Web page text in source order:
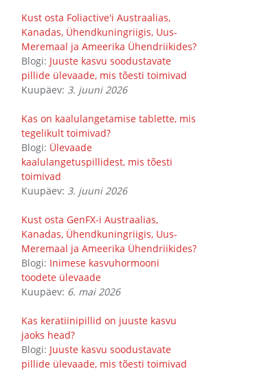
Kust osta Foliactive'i Austraalias,
Kanadas, Ühendkuningriigis, Uus-
Meremaal ja Ameerika Ühendriikides?
Blogi: Juuste kasvu soodustavate
pillide ülevaade, mis tõesti toimivad
Kuupäev: 3. juuni 2026
Kas on kaalulangetamise tablette, mis
tegelikult toimivad?
Blogi: Ülevaade
kaalulangetuspillidest, mis tõesti
toimivad
Kuupäev: 3. juuni 2026
Kust osta GenFX-i Austraalias,
Kanadas, Ühendkuningriigis, Uus-
Meremaal ja Ameerika Ühendriikides?
Blogi: Inimese kasvuhormooni
toodete ülevaade
Kuupäev: 6. mai 2026
Kas keratiinipillid on juuste kasvu
jaoks head?
Blogi: Juuste kasvu soodustavate
pillide ülevaade, mis tõesti toimivad